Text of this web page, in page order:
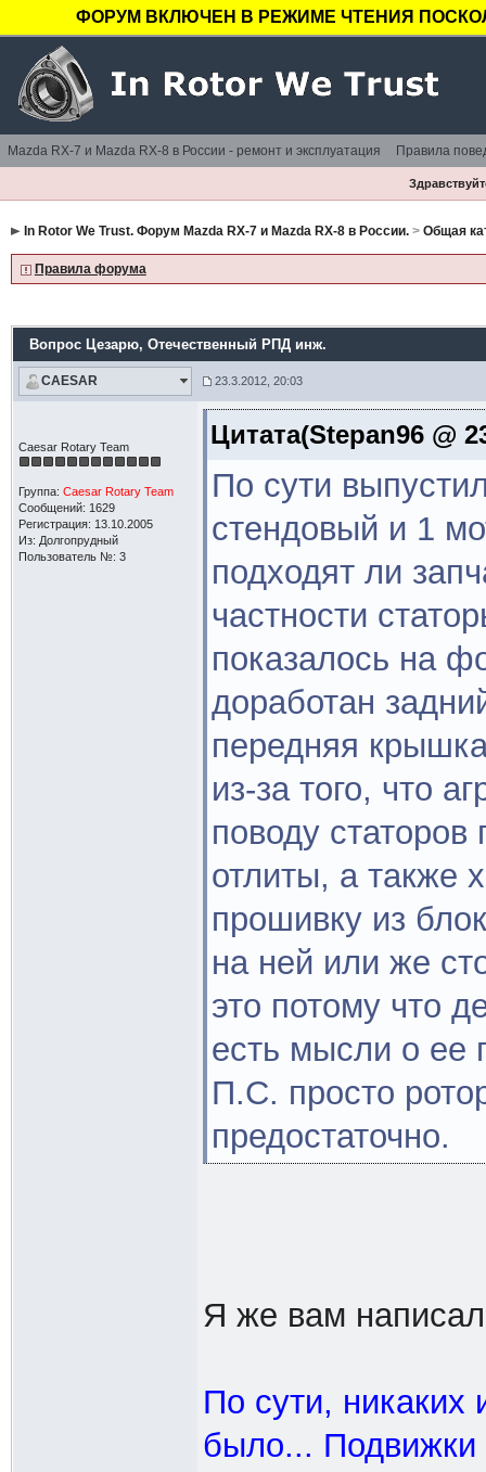
ФОРУМ ВКЛЮЧЕН В РЕЖИМЕ ЧТЕНИЯ
Mazda RX-7 и Mazda RX-8 в России - ремонт и эксплуатация Правила
In Rotor We Trust. Форум Mazda RX-7 и Mazda RX-8 в России.> Общая
Правила форума
Вопрос Цезарю, Отечественный РПД инж.
CAESAR 23.3.2012, 20:03
Caesar Rotary Team
Группа: Caesar Rotary Team
Сообщений: 1629
Регистрация: 13.10.2005
Из: Долгопрудный
Пользователь №: 3
Цитата(Stepan96 @
По сути
стендовый и 1
подходят ли
частности
показалось на
доработан
передняя
из-за того, что
поводу статоров
отлиты, а также
прошивку из
на ней или же
это потому что
есть мысли о ее
П.С. просто
предостаточно.
Я же вам
По сути,
было...